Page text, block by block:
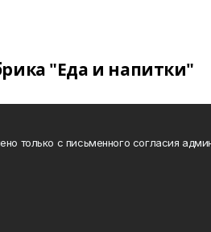
"Еда и напитки"
только с письменного согласия